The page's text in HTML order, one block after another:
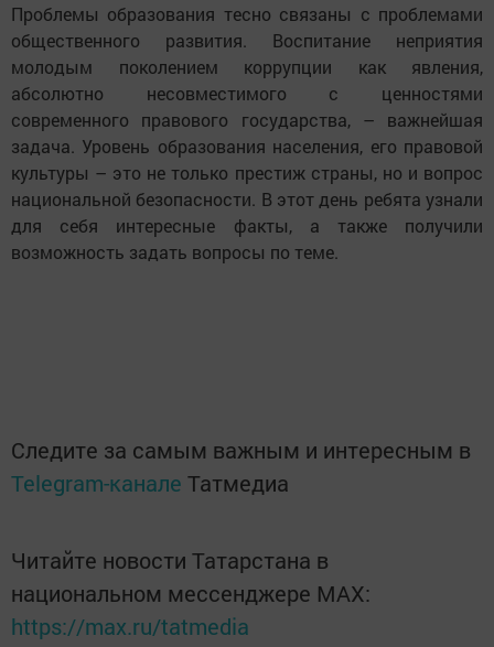
Проблемы образования тесно связаны с проблемами
общественного развития. Воспитание неприятия
молодым поколением коррупции как явления,
абсолютно несовместимого с ценностями
современного правового государства, – важнейшая
задача. Уровень образования населения, его правовой
культуры – это не только престиж страны, но и вопрос
национальной безопасности. В этот день ребята узнали
для себя интересные факты, а также получили
возможность задать вопросы по теме.
Следите за самым важным и интересным в
Telegram-канале Татмедиа
Читайте новости Татарстана в
национальном мессенджере MАХ:
https://max.ru/tatmedia